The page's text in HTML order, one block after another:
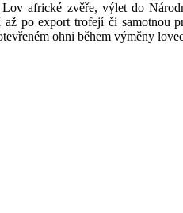
africké zvěře, výlet do
po export trofejí či samotnou
ohni během výměny